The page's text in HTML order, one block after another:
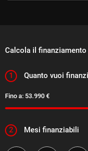
Specchietto
Supporto lombare
Touch screen
Calcola il finanziamento
1 Quanto vuoi
Fino a: 53.990 €
2 Mesi finanziabili